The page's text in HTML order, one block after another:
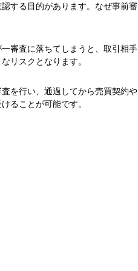
する目的があります。なぜ事前審
審査に落ちてしまうと、取引相手
リスクとなります。
を行い、通過してから売買契約や
ることが可能です。